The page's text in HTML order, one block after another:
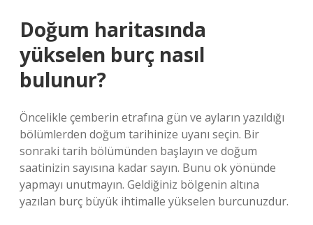
Doğum haritasında
yükselen burç nasıl
bulunur?
Öncelikle çemberin etrafına gün ve ayların yazıldığı
bölümlerden doğum tarihinize uyanı seçin. Bir
sonraki tarih bölümünden başlayın ve doğum
saatinizin sayısına kadar sayın. Bunu ok yönünde
yapmayı unutmayın. Geldiğiniz bölgenin altına
yazılan burç büyük ihtimalle yükselen burcunuzdur.